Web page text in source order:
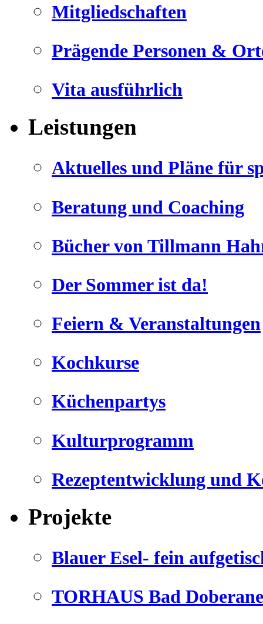
Mitgliedschaften
Prägende Personen &
Vita ausführlich
Leistungen
Aktuelles und Pläne für
Beratung und Coaching
Bücher von Tillmann
Der Sommer ist da!
Feiern & Veranstaltungen
Kochkurse
Küchenpartys
Kulturprogramm
Rezeptentwicklung und
Projekte
Blauer Esel- fein
TORHAUS Bad